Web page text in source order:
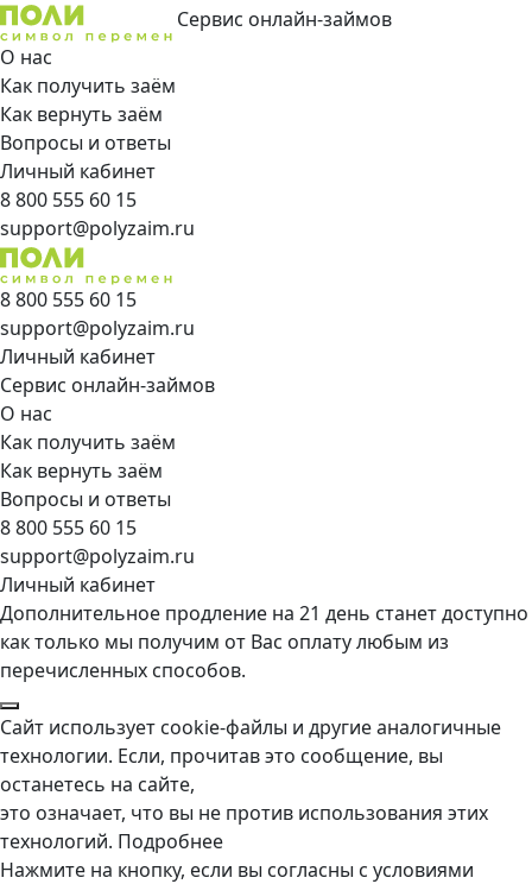
Сервис онлайн-займов
О нас
Как получить заём
Как вернуть заём
Вопросы и ответы
Личный кабинет
8 800 555 60 15
support@polyzaim.ru
8 800 555 60 15
support@polyzaim.ru
Личный кабинет
Сервис онлайн-займов
О нас
Как получить заём
Как вернуть заём
Вопросы и ответы
8 800 555 60 15
support@polyzaim.ru
Личный кабинет
Дополнительное продление на 21 день станет доступно
как только мы получим от Вас оплату любым из
перечисленных способов.
Сайт использует cookie-файлы и другие аналогичные
технологии. Если, прочитав это сообщение, вы
останетесь на сайте,
это означает, что вы не против использования этих
технологий. Подробнее
Нажмите на кнопку, если вы согласны с условиями